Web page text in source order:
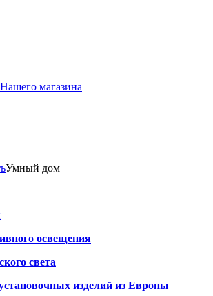
Нашего магазина
Умный дом
освещения
света
изделий из Европы